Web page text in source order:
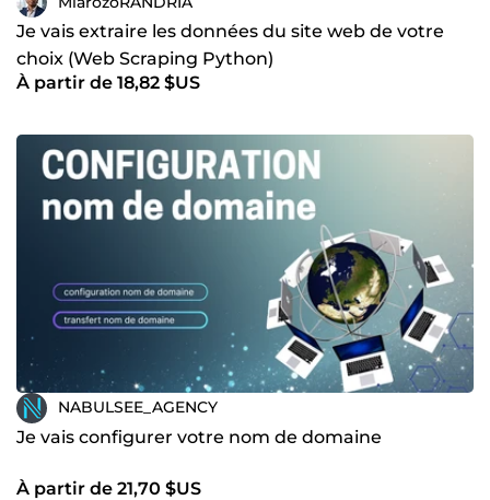
Je vais extraire les données du site web de votre
choix (Web Scraping Python)
À partir de 18,82 $US
NABULSEE_AGENCY
Je vais configurer votre nom de domaine
À partir de 21,70 $US